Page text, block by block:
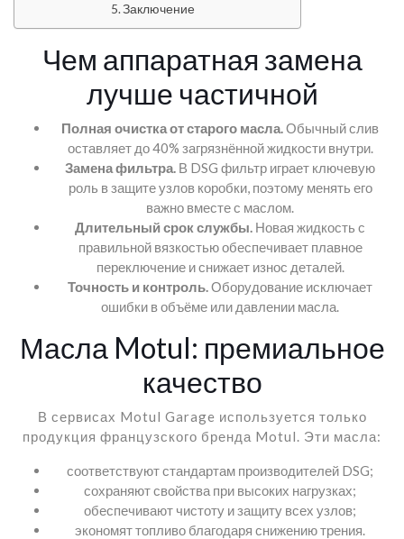
Заключение
Чем аппаратная замена
лучше частичной
Полная очистка от старого масла. Обычный слив
оставляет до 40% загрязнённой жидкости внутри.
Замена фильтра. В DSG фильтр играет ключевую
роль в защите узлов коробки, поэтому менять его
важно вместе с маслом.
Длительный срок службы. Новая жидкость с
правильной вязкостью обеспечивает плавное
переключение и снижает износ деталей.
Точность и контроль. Оборудование исключает
ошибки в объёме или давлении масла.
Масла Motul: премиальное
качество
В сервисах Motul Garage используется только
продукция французского бренда Motul. Эти масла:
соответствуют стандартам производителей DSG;
сохраняют свойства при высоких нагрузках;
обеспечивают чистоту и защиту всех узлов;
экономят топливо благодаря снижению трения.